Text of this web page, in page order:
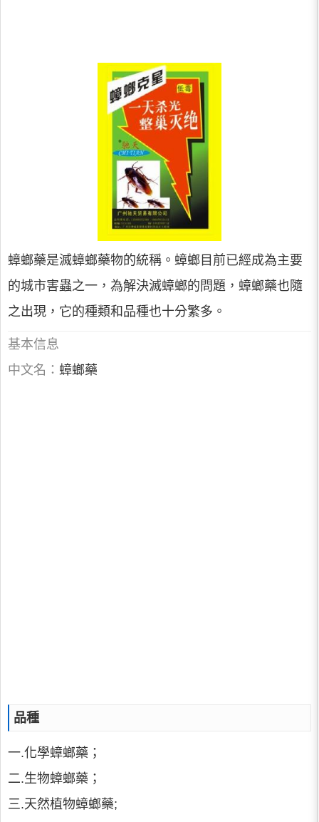
蟑螂藥是滅蟑螂藥物的統稱。蟑螂目前已經成為主要
的城市害蟲之一，為解決滅蟑螂的問題，蟑螂藥也隨
之出現，它的種類和品種也十分繁多。
基本信息
中文名： 蟑螂藥
品種
一.化學蟑螂藥；
二.生物蟑螂藥；
三.天然植物蟑螂藥;